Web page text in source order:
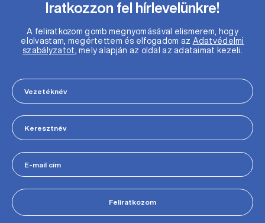
Iratkozzon fel hírlevelünkre!
A feliratkozom gomb megnyomásával elismerem, hogy
elolvastam, megértettem és elfogadom az Adatvédelmi
szabályzatot , mely alapján az oldal az adataimat kezeli.
Feliratkozom